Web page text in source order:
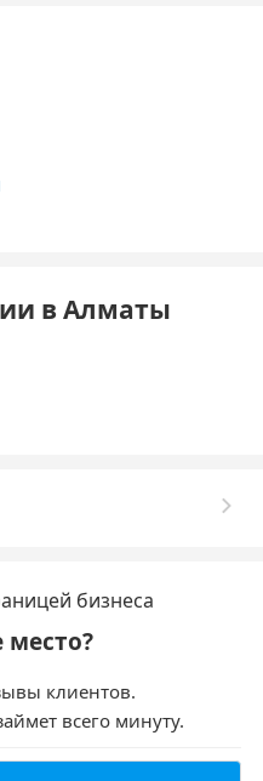
в Алматы
клиентов.
всего минуту.